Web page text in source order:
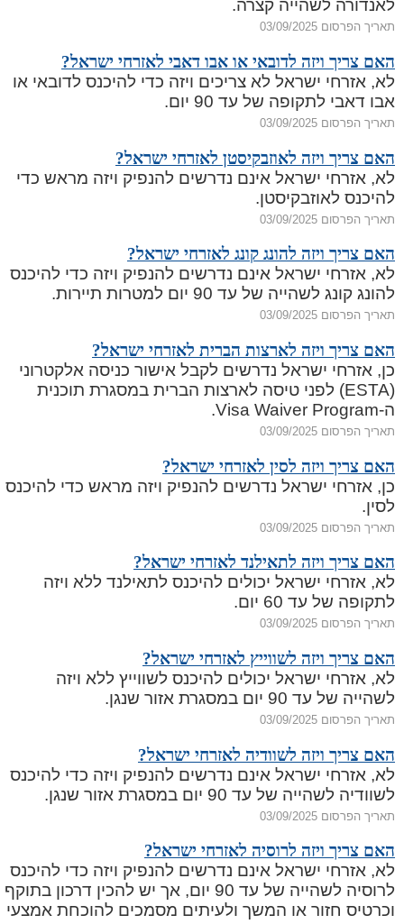
לאנדורה לשהייה קצרה.
תאריך הפרסום 03/09/2025
האם צריך ויזה לדובאי או אבו דאבי לאזרחי ישראל?
לא, אזרחי ישראל לא צריכים ויזה כדי להיכנס לדובאי או
אבו דאבי לתקופה של עד 90 יום.
תאריך הפרסום 03/09/2025
האם צריך ויזה לאוזבקיסטן לאזרחי ישראל?
לא, אזרחי ישראל אינם נדרשים להנפיק ויזה מראש כדי
להיכנס לאוזבקיסטן.
תאריך הפרסום 03/09/2025
האם צריך ויזה להונג קונג לאזרחי ישראל?
לא, אזרחי ישראל אינם נדרשים להנפיק ויזה כדי להיכנס
להונג קונג לשהייה של עד 90 יום למטרות תיירות.
תאריך הפרסום 03/09/2025
האם צריך ויזה לארצות הברית לאזרחי ישראל?
כן, אזרחי ישראל נדרשים לקבל אישור כניסה אלקטרוני
(ESTA) לפני טיסה לארצות הברית במסגרת תוכנית
ה‑Visa Waiver Program.
תאריך הפרסום 03/09/2025
האם צריך ויזה לסין לאזרחי ישראל?
כן, אזרחי ישראל נדרשים להנפיק ויזה מראש כדי להיכנס
לסין.
תאריך הפרסום 03/09/2025
האם צריך ויזה לתאילנד לאזרחי ישראל?
לא, אזרחי ישראל יכולים להיכנס לתאילנד ללא ויזה
לתקופה של עד 60 יום.
תאריך הפרסום 03/09/2025
האם צריך ויזה לשווייץ לאזרחי ישראל?
לא, אזרחי ישראל יכולים להיכנס לשווייץ ללא ויזה
לשהייה של עד 90 יום במסגרת אזור שנגן.
תאריך הפרסום 03/09/2025
האם צריך ויזה לשוודיה לאזרחי ישראל?
לא, אזרחי ישראל אינם נדרשים להנפיק ויזה כדי להיכנס
לשוודיה לשהייה של עד 90 יום במסגרת אזור שנגן.
תאריך הפרסום 03/09/2025
האם צריך ויזה לרוסיה לאזרחי ישראל?
לא, אזרחי ישראל אינם נדרשים להנפיק ויזה כדי להיכנס
לרוסיה לשהייה של עד 90 יום, אך יש להכין דרכון בתוקף
וכרטיס חזור או המשך ולעיתים מסמכים להוכחת אמצעי